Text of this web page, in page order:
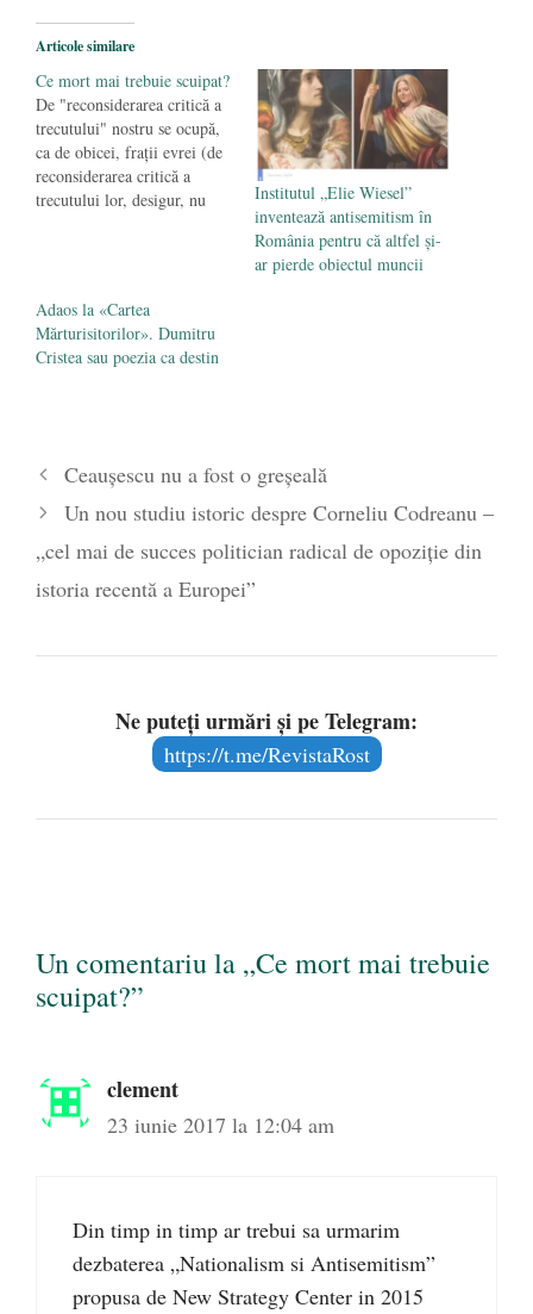
Articole similare
Ce mort mai trebuie scuipat?
De "reconsiderarea critică a
trecutului" nostru se ocupă,
ca de obicei, fraţii evrei (de
reconsiderarea critică a
trecutului lor, desigur, nu
s-a mai plictisit şi lumea, iar
adevărul a luat…
Institutul „Elie Wiesel”
inventează antisemitism în
România pentru că altfel și-
ar pierde obiectul muncii
Adaos la «Cartea
Mărturisitorilor». Dumitru
Cristea sau poezia ca destin
Ceaușescu nu a fost o greșeală
Un nou studiu istoric despre Corneliu Codreanu –
„cel mai de succes politician radical de opoziţie din
istoria recentă a Europei”
Ne puteți urmări și pe Telegram:
https://t.me/RevistaRost
Un comentariu la „Ce mort mai trebuie
scuipat?”
clement
23 iunie 2017 la 12:04 am
Din timp in timp ar trebui sa urmarim
dezbaterea „Nationalism si Antisemitism”
propusa de New Strategy Center in 2015